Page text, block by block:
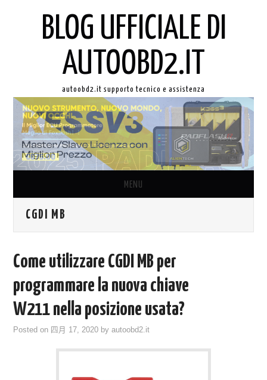
BLOG UFFICIALE DI
AUTOOBD2.IT
autoobd2.it supporto tecnico e assistenza
MENU
ORIGINALE LAUNCH X431
KEY CUTTING MACHINE
ORIGINALE OBDSTAR
CGDI MB
Come utilizzare CGDI MB per
programmare la nuova chiave
W211 nella posizione usata?
Posted on 四月 17, 2020 byautoobd2.it